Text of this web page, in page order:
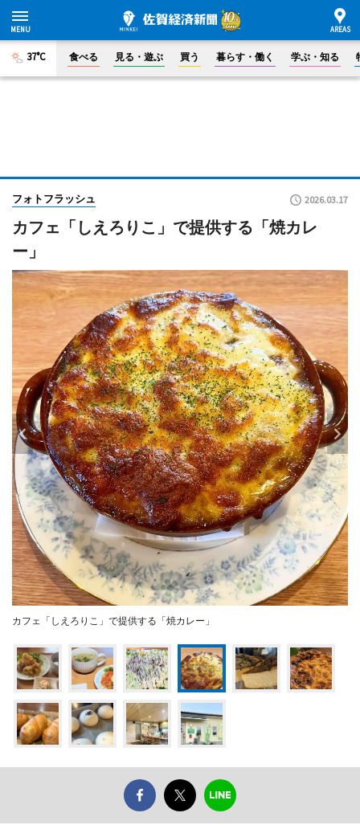
37°C 食べる 見る・遊ぶ 買う 暮らす・働く 学ぶ・知る
フォトフラッシュ 2026.03.17
カフェ「しえろりこ」で提供する「焼カレ
ー」
カフェ「しえろりこ」で提供する「焼カレー」